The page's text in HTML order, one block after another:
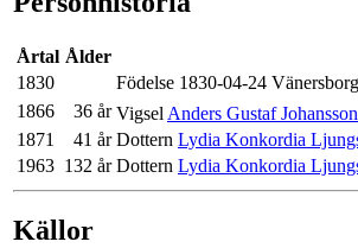
Årtal Ålder
1830
Födelse 1830-04-24
1866
36 år Vigsel Anders Gustaf
1871
41 år Dottern Lydia Konkordia
1963 132 år Dottern Lydia Konkordia
Källor